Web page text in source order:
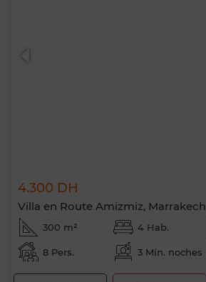
4.300 DH
Villa en Route Amizmiz, Marrakech
300 m² 4 Hab.
8 Pers. 3 Mín. noches